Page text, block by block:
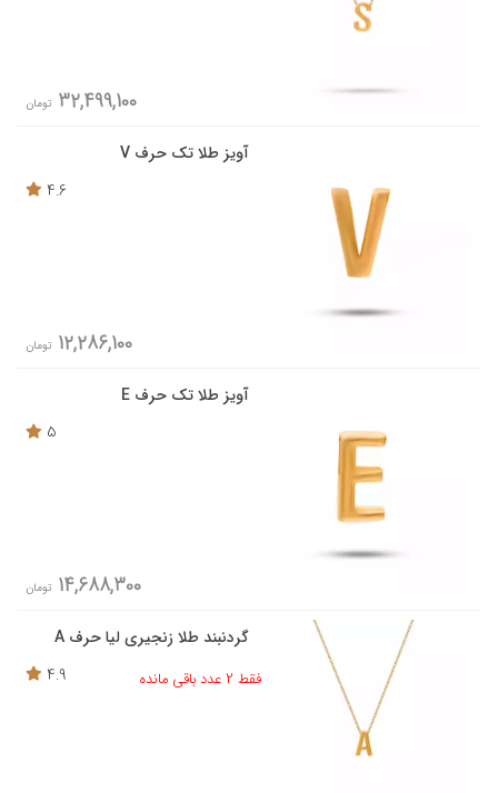
32,499,100 تومان
آویز طلا تک حرف V
4.6
12,286,100 تومان
آویز طلا تک حرف E
5
14,688,300 تومان
گردنبند طلا زنجیری لیا حرف A
فقط 2 عدد باقی مانده
4.9